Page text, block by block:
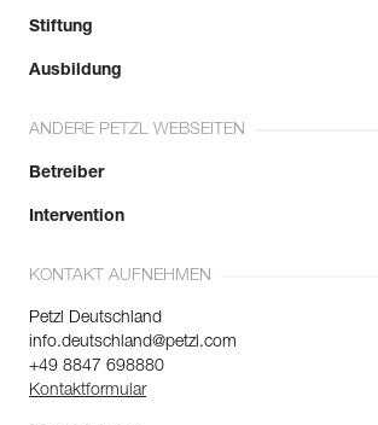
Stiftung
Ausbildung
ANDERE PETZL WEBSEITEN
Betreiber
Intervention
KONTAKT AUFNEHMEN
Petzl Deutschland
info.deutschland@petzl.com
+49 8847 698880
Kontaktformular